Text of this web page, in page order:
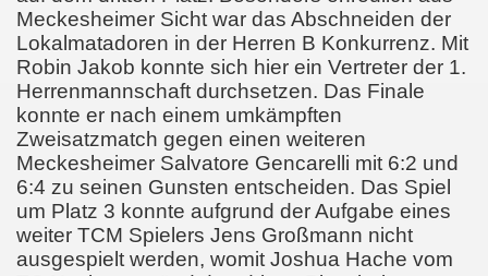
Meckesheimer Sicht war das Abschneiden der
Lokalmatadoren in der Herren B Konkurrenz. Mit
Robin Jakob konnte sich hier ein Vertreter der 1.
Herrenmannschaft durchsetzen. Das Finale
konnte er nach einem umkämpften
Zweisatzmatch gegen einen weiteren
Meckesheimer Salvatore Gencarelli mit 6:2 und
6:4 zu seinen Gunsten entscheiden. Das Spiel
um Platz 3 konnte aufgrund der Aufgabe eines
weiter TCM Spielers Jens Großmann nicht
ausgespielt werden, womit Joshua Hache vom